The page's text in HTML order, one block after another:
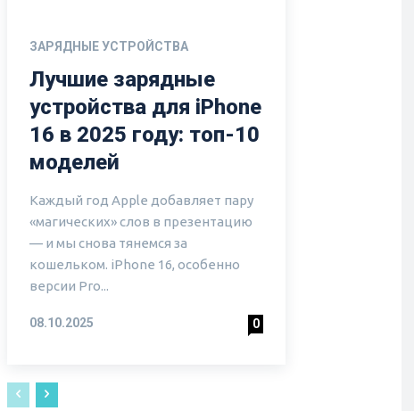
ЗАРЯДНЫЕ УСТРОЙСТВА
Лучшие зарядные
устройства для iPhone
16 в 2025 году: топ-10
моделей
Каждый год Apple добавляет пару
«магических» слов в презентацию
— и мы снова тянемся за
кошельком. iPhone 16, особенно
версии Pro...
08.10.2025 0